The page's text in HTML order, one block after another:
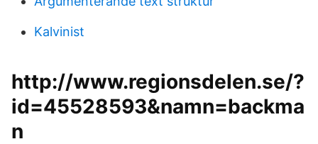
Kalvinist
http://www.regionsdelen.se/?
id=45528593&namn=backma
n